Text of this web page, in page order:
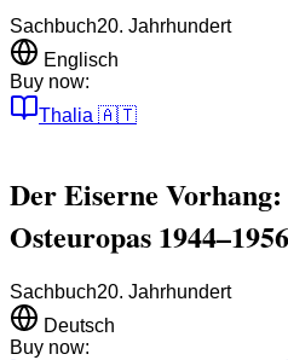
Sachbuch20. Jahrhundert
Englisch
Buy now:
Thalia 🇦🇹
Der Eiserne
Osteuropas 1944–1956
Sachbuch20. Jahrhundert
Deutsch
Buy now: